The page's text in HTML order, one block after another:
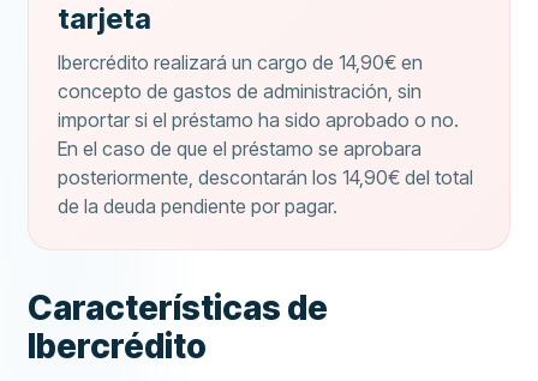
tarjeta
Ibercrédito realizará un cargo de 14,90€ en
concepto de gastos de administración, sin
importar si el préstamo ha sido aprobado o no.
En el caso de que el préstamo se aprobara
posteriormente, descontarán los 14,90€ del total
de la deuda pendiente por pagar.
Características de
Ibercrédito